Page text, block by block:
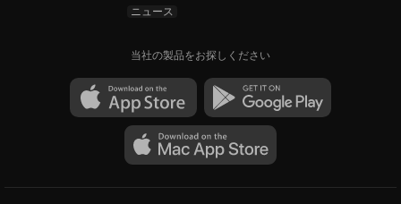
ニュース
当社の製品をお探しください